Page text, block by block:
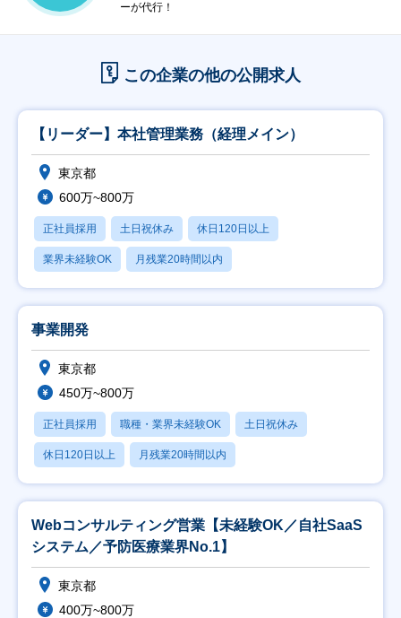
ーが代行！
この企業の他の公開求人
【リーダー】本社管理業務（経理メイン）
東京都
600万~800万
正社員採用 土日祝休み 休日120日以上
業界未経験OK 月残業20時間以内
事業開発
東京都
450万~800万
正社員採用 職種・業界未経験OK 土日祝休み
休日120日以上 月残業20時間以内
Webコンサルティング営業【未経験OK／自社SaaS
システム／予防医療業界No.1】
東京都
400万~800万